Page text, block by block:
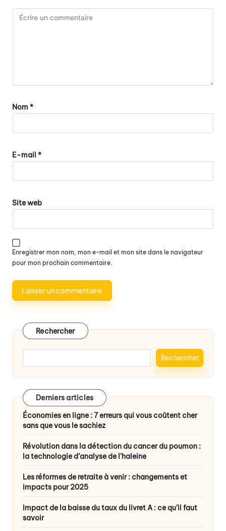
Nom *
E-mail *
Site web
Enregistrer mon nom, mon e-mail et mon site dans le navigateur
pour mon prochain commentaire.
Rechercher
Rechercher
Derniers articles
Économies en ligne : 7 erreurs qui vous coûtent cher
sans que vous le sachiez
Révolution dans la détection du cancer du poumon :
la technologie d’analyse de l’haleine
Les réformes de retraite à venir : changements et
impacts pour 2025
Impact de la baisse du taux du livret A : ce qu’il faut
savoir